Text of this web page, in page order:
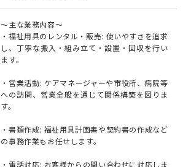
～主な業務内容～
・福祉用具のレンタル・販売: 使いやすさを追求
し、丁寧な搬入・組み立て・設置・回収を行い
ます。
・営業活動: ケアマネージャーや市役所、病院等
への訪問、営業全般を通じて関係構築を図りま
す。
・書類作成: 福祉用具計画書や契約書の作成など
の事務作業もお任せします。
・電話対応: お客様からの問い合わせに対応しま